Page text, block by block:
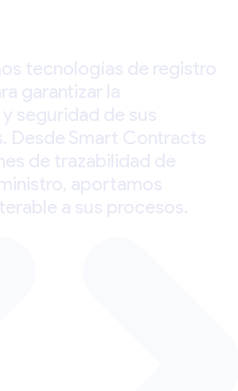
tecnologías de registro
garantizar la
seguridad de sus
Desde Smart Contracts
de trazabilidad de
aportamos
a sus procesos.